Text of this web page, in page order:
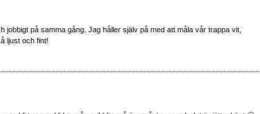
jobbigt på samma gång. Jag håller själv på med att måla vår trappa vit,
ljust och fint!